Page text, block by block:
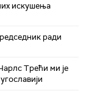
искушења
ради
Трећи ми је